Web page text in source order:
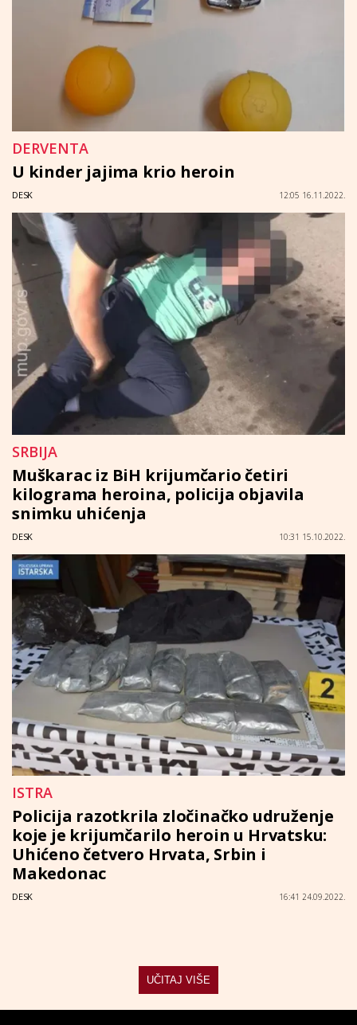
DERVENTA
U kinder jajima krio heroin
DESK 12:05 16.11.2022.
SRBIJA
Muškarac iz BiH krijumčario četiri
kilograma heroina, policija objavila
snimku uhićenja
DESK 10:31 15.10.2022.
ISTRA
Policija razotkrila zločinačko udruženje
koje je krijumčarilo heroin u Hrvatsku:
Uhićeno četvero Hrvata, Srbin i
Makedonac
DESK 16:41 24.09.2022.
UČITAJ VIŠE